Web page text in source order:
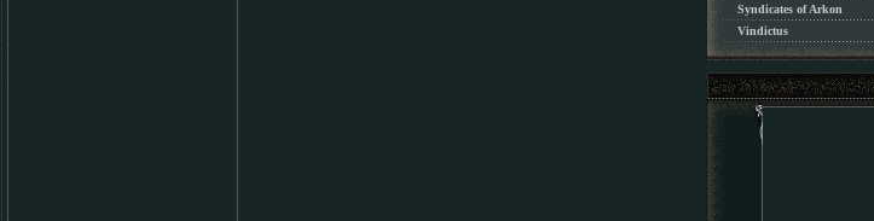
Syndicates of Arkon
Vindictus